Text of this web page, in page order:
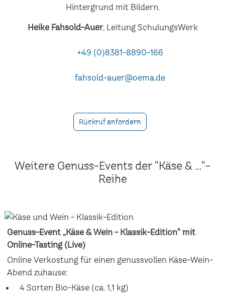
Heike Fahsold-Auer, Leitung SchulungsWerk
+49 (0)8381-8890-166
fahsold-auer@oema.de
Rückruf anfordern
Weitere Genuss-Events der "Käse & ..."-
Reihe
Genuss-Event „Käse & Wein - Klassik-Edition" mit
Online-Tasting (Live)
Online Verkostung für einen genussvollen Käse-Wein-
Abend zuhause:
4 Sorten Bio-Käse (ca. 1,1 kg)